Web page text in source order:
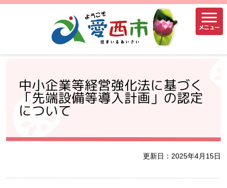
メニュー
中小企業等経営強化法に基づく
「先端設備等導入計画」の認定
について
更新日：2025年4月15日